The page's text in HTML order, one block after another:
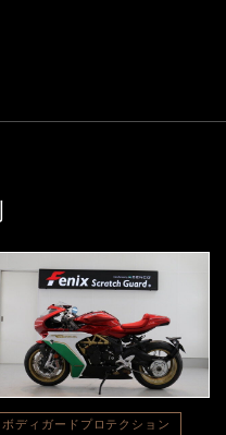
ボディガードプロテクション